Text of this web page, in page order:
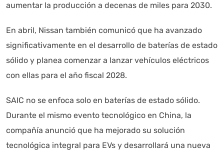
aumentar la producción a decenas de miles para 2030.
En abril, Nissan también comunicó que ha avanzado
significativamente en el desarrollo de baterías de estado
sólido y planea comenzar a lanzar vehículos eléctricos
con ellas para el año fiscal 2028.
SAIC no se enfoca solo en baterías de estado sólido.
Durante el mismo evento tecnológico en China, la
compañía anunció que ha mejorado su solución
tecnológica integral para EVs y desarrollará una nueva